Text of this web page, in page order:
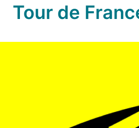
Tour de